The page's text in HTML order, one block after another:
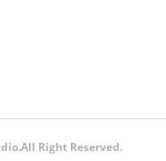
Right Reserved.